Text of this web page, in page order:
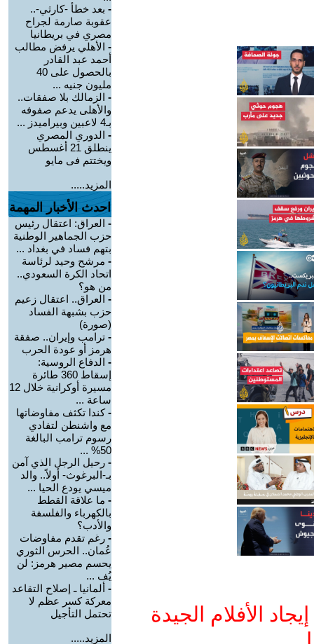
الأفلام الجيدة
- بعد خطأ -كارثي-..
عقوبة صارمة لجراح
مصري في بريطانيا
- الأهلي يرفض مطالب
أحمد عبد القادر
بالحصول على 40
مليون جنيه ...
- الزمالك بلا صفقات..
والأهلى يدعم صفوفه
بـ4 لاعبين وبيراميدز ...
- الدوري المصري
ينطلق 21 أغسطس
ويختتم فى مايو
المزيد.....
احدث الأخبار المهمة
- العراق: اعتقال رئيس
حزب الجماهير الوطنية
بتهم فساد في بغداد ...
- مرشح وحيد لرئاسة
اتحاد الكرة السعودي..
من هو؟
- العراق.. اعتقال زعيم
حزب بشبهة الفساد
(صورة)
- ترامب وإيران.. صفقة
هرمز أو عودة الحرب
- الدفاع الروسية:
إسقاط 360 طائرة
مسيرة أوكرانية خلال 12
ساعة ...
-كندا تكثف مفاوضاتها
مع واشنطن لتفادي
رسوم ترامب البالغة
50% ...
- رحيل الرجل الذي آمن
بـ-البرغوث- أولاً.. والد
ميسي يودع الحيا ...
- ما علاقة القطط
بالكهرباء والفلسفة
والأدب؟
- رغم تقدم مفاوضات
عُمان.. الحرس الثوري
يحسم مصير هرمز: لن
يُف ...
- ألمانيا ـ إصلاح التقاعد
معركة كسر عظم لا
تحتمل التأجيل
المزيد.....